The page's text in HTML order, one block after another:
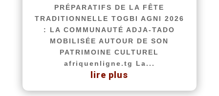
PRÉPARATIFS DE LA FÊTE
TRADITIONNELLE TOGBI AGNI 2026
: LA COMMUNAUTÉ ADJA-TADO
MOBILISÉE AUTOUR DE SON
PATRIMOINE CULTUREL
afriquenligne.tg La...
lire plus